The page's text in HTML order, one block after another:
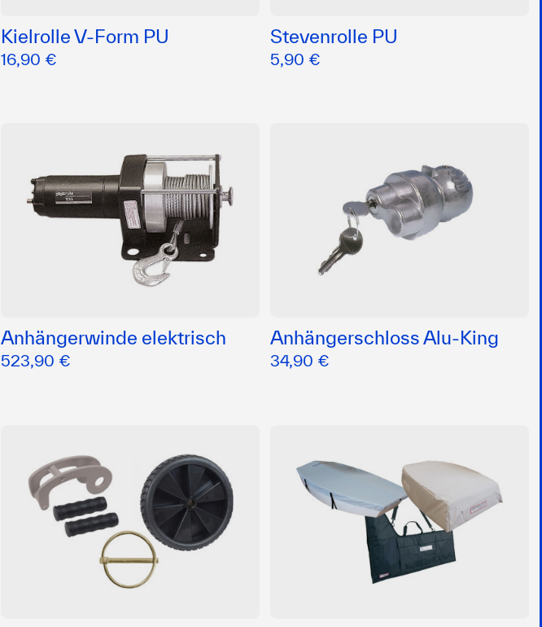
Kielrolle V-Form PU
16,90 €
Stevenrolle PU
5,90 €
Anhängerwinde elektrisch
523,90 €
Anhängerschloss Alu-King
34,90 €